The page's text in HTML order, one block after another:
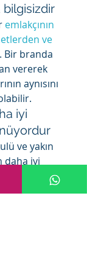
emlakçının
ve
Bir branda
vererek
aynısını
iyi
ve yakın
daha iyi
başarılı